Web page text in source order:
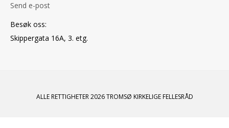
Send e-post
Besøk oss:
Skippergata 16A, 3. etg.
ALLE RETTIGHETER 2026 TROMSØ KIRKELIGE FELLESRÅD